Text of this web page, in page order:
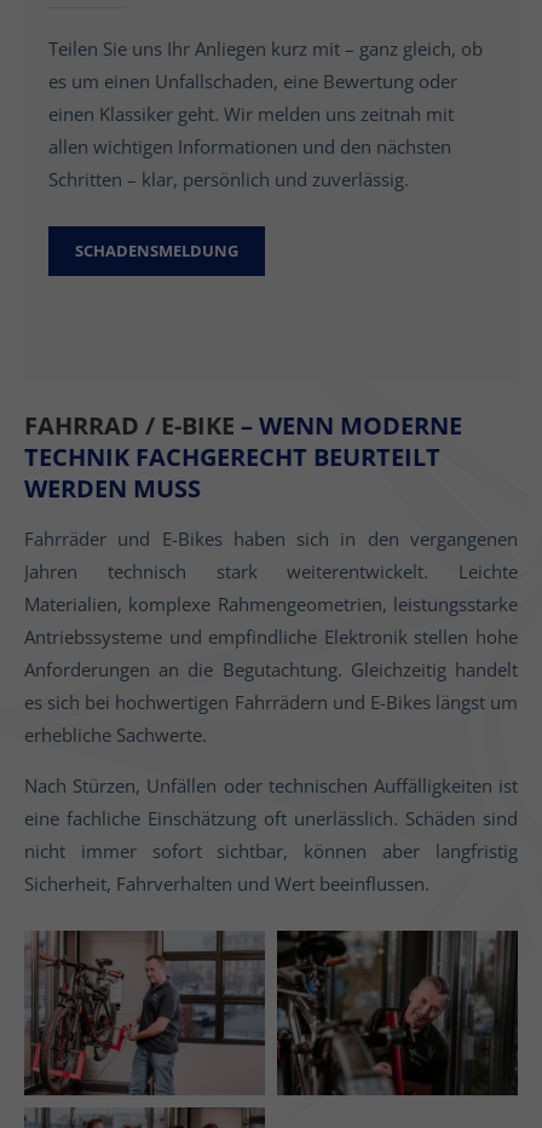
Teilen Sie uns Ihr Anliegen kurz mit – ganz gleich, ob
es um einen Unfallschaden, eine Bewertung oder
einen Klassiker geht. Wir melden uns zeitnah mit
allen wichtigen Informationen und den nächsten
Schritten – klar, persönlich und zuverlässig.
SCHADENSMELDUNG
FAHRRAD / E-BIKE – WENN MODERNE
TECHNIK FACHGERECHT BEURTEILT
WERDEN MUSS
Fahrräder und E-Bikes haben sich in den vergangenen
Jahren technisch stark weiterentwickelt. Leichte
Materialien, komplexe Rahmengeometrien, leistungsstarke
Antriebssysteme und empfindliche Elektronik stellen hohe
Anforderungen an die Begutachtung. Gleichzeitig handelt
es sich bei hochwertigen Fahrrädern und E-Bikes längst um
erhebliche Sachwerte.
Nach Stürzen, Unfällen oder technischen Auffälligkeiten ist
eine fachliche Einschätzung oft unerlässlich. Schäden sind
nicht immer sofort sichtbar, können aber langfristig
Sicherheit, Fahrverhalten und Wert beeinflussen.